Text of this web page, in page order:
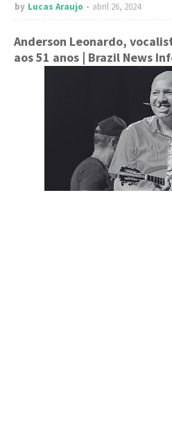
by Lucas Araujo abril 26, 2024
Anderson Leonardo,
aos 51 anos | Brazil News